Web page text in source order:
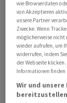
Prozent auf
bereits über
Die Bank
Autoneumauf
Kursziel auf
Gemessen
Kurspotenzial
wie Browserdaten
von Akzeptieren
unsere Partner
Zwecke. Wenn
möglicherweise nicht
wieder aufrufen, um
widerrufen, indem
der Webseite
Informationen finden
Wir und